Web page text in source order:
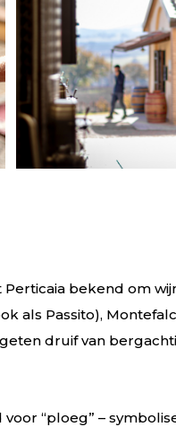
bekend om
als Passito),
druif van
“ploeg” –